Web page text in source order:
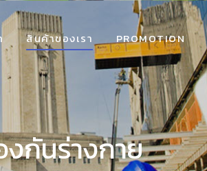
สินค้าของเรา PROMOTION
กันร่างกาย